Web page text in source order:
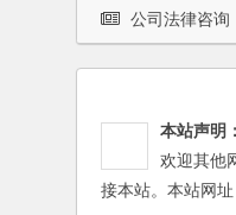
公司法律咨询
本站声明：
欢迎其他
接本站。本站网